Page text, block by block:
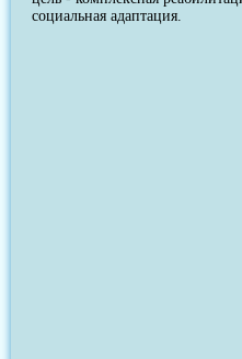
социальная адаптация.